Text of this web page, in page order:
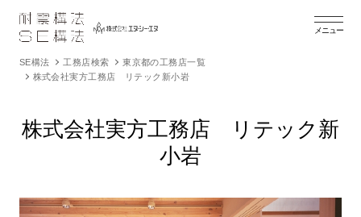
メニュー
SE構法 工務店検索
東京都の工務店一覧
株式会社実方工務店 リテック新小岩
株式会社実方工務店 リテック新
小岩